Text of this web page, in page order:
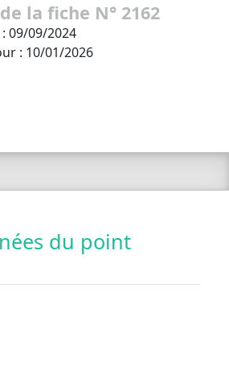
la fiche N° 2162
09/09/2024
: 10/01/2026
du point